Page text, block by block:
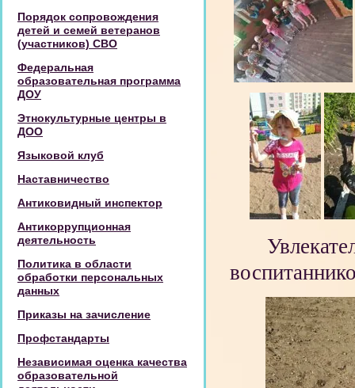
Порядок сопровождения
детей и семей ветеранов
(участников) СВО
Федеральная
образовательная программа
ДОУ
Этнокультурные центры в
ДОО
Языковой клуб
Наставничество
Антиковидный инспектор
Антикоррупционная
деятельность
Политика в области
обработки персональных
данных
Приказы на зачисление
Профстандарты
Независимая оценка качества
образовательной